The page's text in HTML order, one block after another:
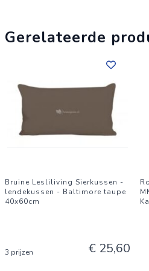
geniet van de verbeterde
Gerelateerde
Bruine Lesliliving Sierkussen -
lendekussen - Baltimore taupe
40x60cm
3 prijzen € 25,60